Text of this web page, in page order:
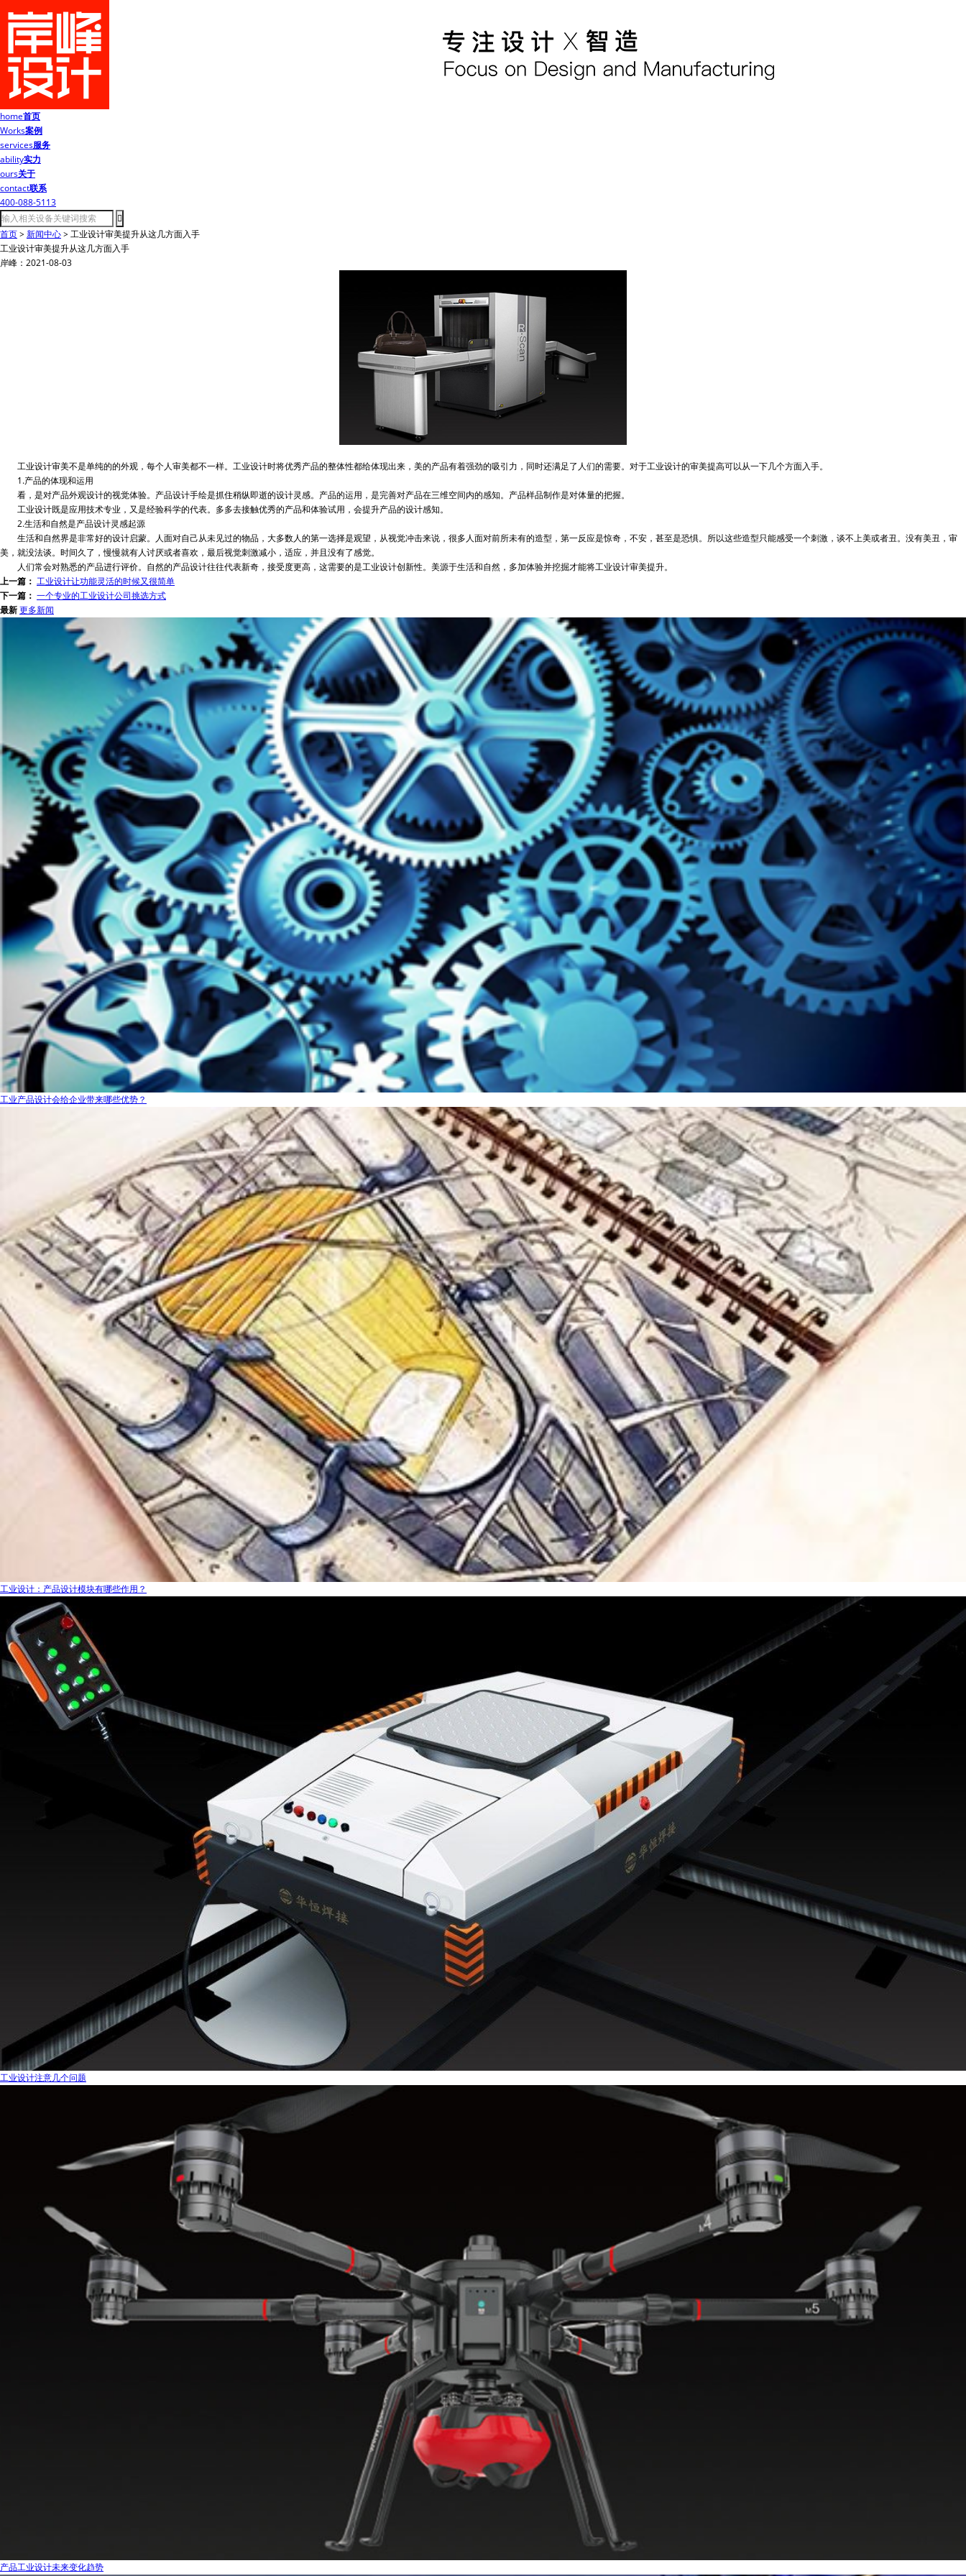
home首页
Works案例
services服务
ability实力
ours关于
contact联系
400-088-5113
首页> 新闻中心> 工业设计审美提升从这几方面入手
工业设计审美提升从这几方面入手
岸峰：2021-08-03
工业设计审美不是单纯的的外观，每个人审美都不一样。工业设计时将优秀产品的整体性都给体现出来，美的产品有着强劲的吸引力，同时还满足了人们的需要。对于工业设计的审美提高可以从一下几个方面入手。
1.产品的体现和运用
看，是对产品外观设计的视觉体验。产品设计手绘是抓住稍纵即逝的设计灵感。产品的运用，是完善对产品在三维空间内的感知。产品样品制作是对体量的把握。
工业设计既是应用技术专业，又是经验科学的代表。多多去接触优秀的产品和体验试用，会提升产品的设计感知。
2.生活和自然是产品设计灵感起源
生活和自然界是非常好的设计启蒙。人面对自己从未见过的物品，大多数人的第一选择是观望，从视觉冲击来说，很多人面对前所未有的造型，第一反应是惊奇，不安，甚至是恐惧。所以这些造型只能感受一个刺激，谈不上美或者丑。没有美丑，审
美，就没法谈。时间久了，慢慢就有人讨厌或者喜欢，最后视觉刺激减小，适应，并且没有了感觉。
人们常会对熟悉的产品进行评价。自然的产品设计往往代表新奇，接受度更高，这需要的是工业设计创新性。美源于生活和自然，多加体验并挖掘才能将工业设计审美提升。
上一篇： 工业设计让功能灵活的时候又很简单
下一篇： 一个专业的工业设计公司挑选方式
最新更多新闻
工业产品设计会给企业带来哪些优势？
工业设计：产品设计模块有哪些作用？
工业设计注意几个问题
产品工业设计未来变化趋势